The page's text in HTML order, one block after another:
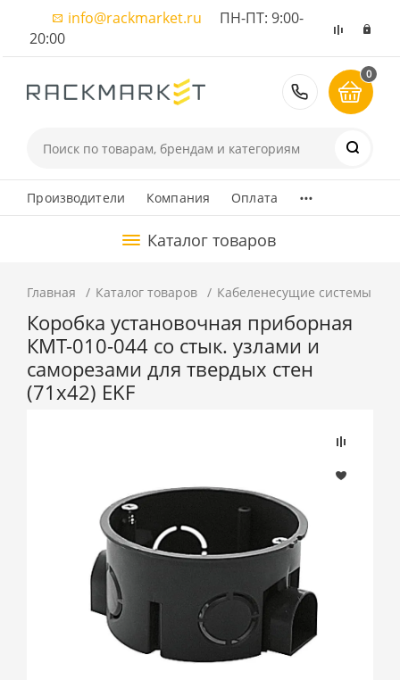
info@rackmarket.ru ПН-ПТ: 9:00-
20:00
8 (495)
0
Производители Компания Оплата ...
Каталог товаров
Главная Каталог товаров Кабеленесущие системы
Коробка установочная приборная
КМТ-010-044 со стык. узлами и
саморезами для твердых стен
(71х42) EKF